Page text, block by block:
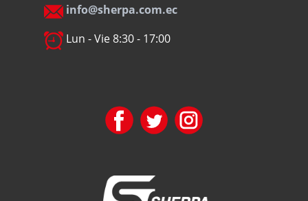
info@sherpa.com.ec
Lun - Vie 8:30 - 17:00